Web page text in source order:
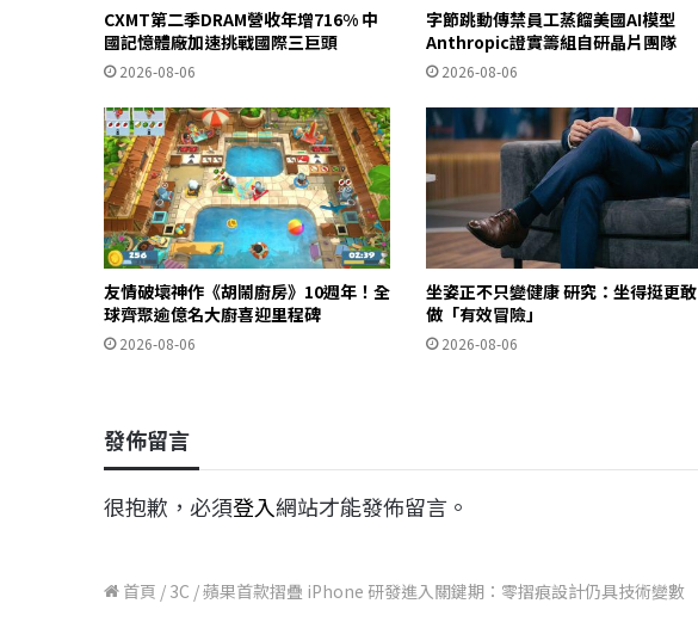
CXMT第二季DRAM營收年增716% 中
國記憶體廠加速挑戰國際三巨頭
2026-08-06
字節跳動傳禁員工蒸餾美國AI模型
Anthropic證實籌組自研晶片團隊
2026-08-06
友情破壞神作《胡鬧廚房》10週年！全
球齊聚逾億名大廚喜迎里程碑
2026-08-06
坐姿正不只變健康 研究：坐得挺更敢
做「有效冒險」
2026-08-06
發佈留言
很抱歉，必須登入網站才能發佈留言。